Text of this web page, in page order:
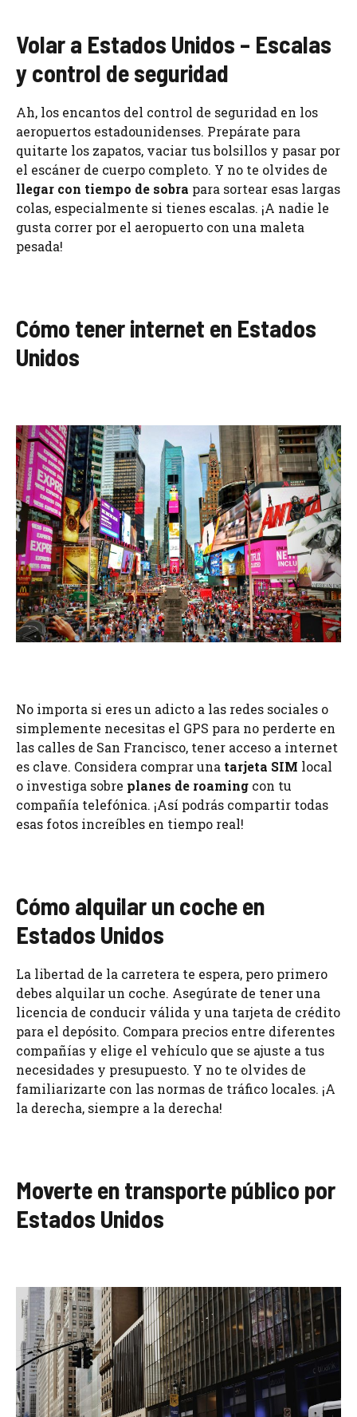
Volar a Estados Unidos – Escalas
y control de seguridad
Ah, los encantos del control de seguridad en los
aeropuertos estadounidenses. Prepárate para
quitarte los zapatos, vaciar tus bolsillos y pasar por
el escáner de cuerpo completo. Y no te olvides de
llegar con tiempo de sobra para sortear esas largas
colas, especialmente si tienes escalas. ¡A nadie le
gusta correr por el aeropuerto con una maleta
pesada!
Cómo tener internet en Estados
Unidos
No importa si eres un adicto a las redes sociales o
simplemente necesitas el GPS para no perderte en
las calles de San Francisco, tener acceso a internet
es clave. Considera comprar una tarjeta SIM local
o investiga sobre planes de roaming con tu
compañía telefónica. ¡Así podrás compartir todas
esas fotos increíbles en tiempo real!
Cómo alquilar un coche en
Estados Unidos
La libertad de la carretera te espera, pero primero
debes alquilar un coche. Asegúrate de tener una
licencia de conducir válida y una tarjeta de crédito
para el depósito. Compara precios entre diferentes
compañías y elige el vehículo que se ajuste a tus
necesidades y presupuesto. Y no te olvides de
familiarizarte con las normas de tráfico locales. ¡A
la derecha, siempre a la derecha!
Moverte en transporte público por
Estados Unidos